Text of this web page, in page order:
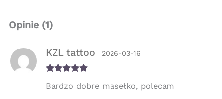
Opinie (1)
na 5
KZL tattoo 2026-03-16
Bardzo dobre masełko, polecam